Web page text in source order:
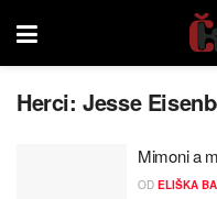
Herci:Jesse
Mimoni a
OD ELIŠKA